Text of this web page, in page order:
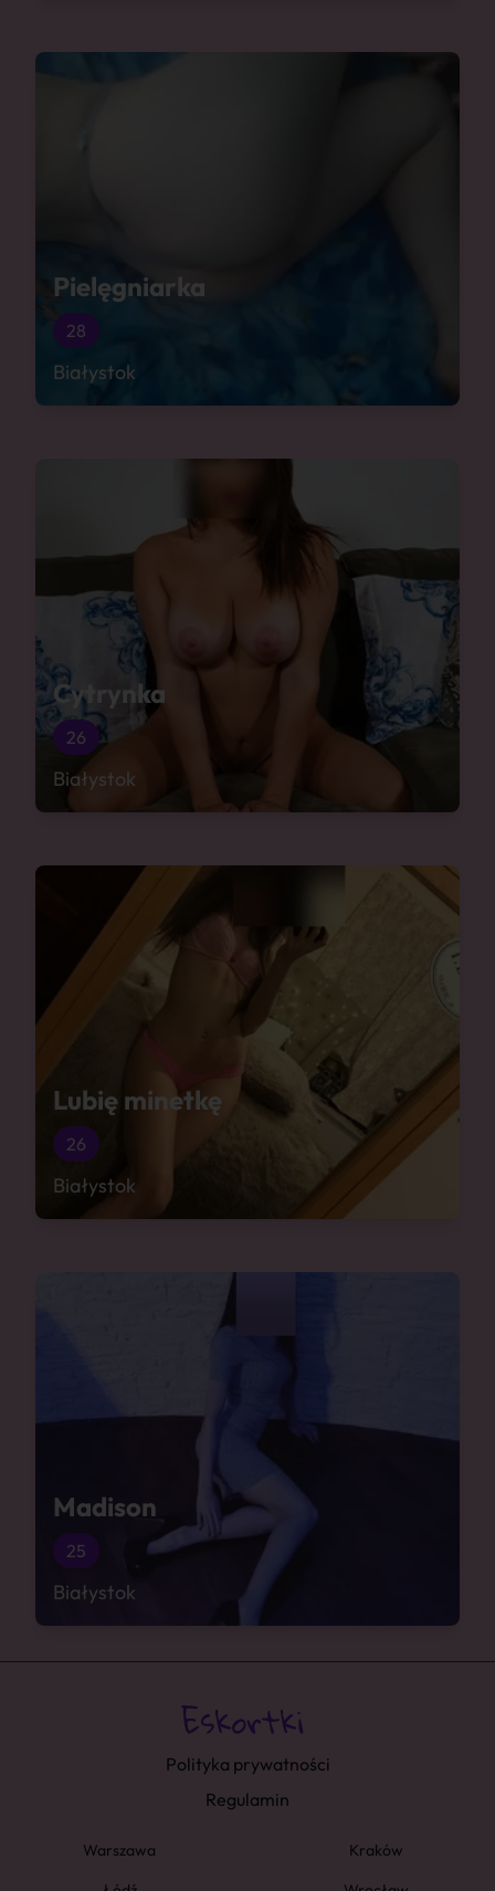
Pielęgniarka
28
Białystok
Cytrynka
26
Białystok
Lubię minetkę
26
Białystok
Madison
25
Białystok
Polityka prywatności
Regulamin
Warszawa
Kraków